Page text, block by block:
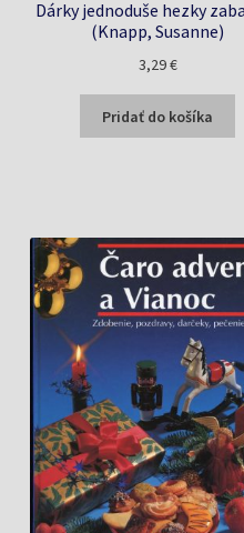
Dárky jednoduše hezky
(Knapp, Susanne)
3,29€
Pridať do košíka